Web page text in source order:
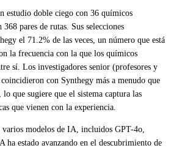
estudio doble ciego con 36 químicos
pares de rutas. Sus selecciones
el 71.2% de las veces, un número que está
la frecuencia con la que los químicos
sí. Los investigadores senior (profesores y
con Synthegy más a menudo que
que sugiere que el sistema captura las
que vienen con la experiencia.
modelos de IA, incluidos GPT-4o,
ha estado avanzando en el descubrimiento de